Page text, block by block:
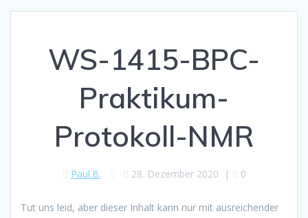
WS-1415-BPC-
Praktikum-
Protokoll-NMR
Paul.B. 28. Dezember 2020 | 0
Tut uns leid, aber dieser Inhalt kann nur mit ausreichender